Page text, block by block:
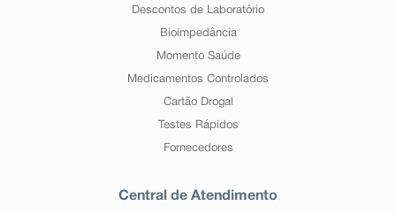
Descontos de Laboratório
Bioimpedância
Momento Saúde
Medicamentos Controlados
Cartão Drogal
Testes Rápidos
Fornecedores
Central de Atendimento